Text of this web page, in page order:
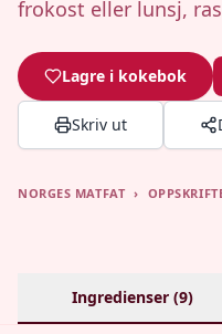
frokost eller lunsj,
Lagre i kokebok
Skriv ut
NORGES MATFAT ›
Ingredienser (9)